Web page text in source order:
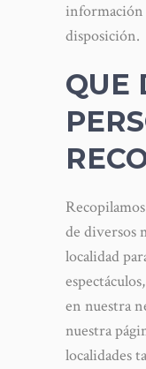
información
disposición.
QUE
de diversos
localidad
en nuestra
nuestra
localidades